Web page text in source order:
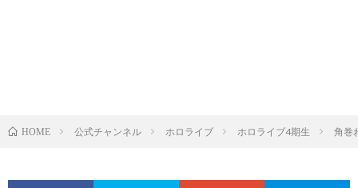
HOME 公式チャンネル ホロライブ ホロライブ4期生 角巻